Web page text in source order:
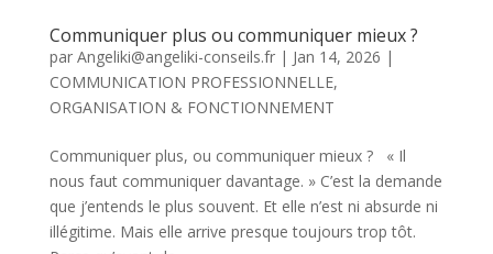
Communiquer plus ou communiquer mieux ?
par Angeliki@angeliki-conseils.fr| Jan 14, 2026 |
COMMUNICATION PROFESSIONNELLE,
ORGANISATION & FONCTIONNEMENT
Communiquer plus, ou communiquer mieux ? « Il
nous faut communiquer davantage. » C’est la demande
que j’entends le plus souvent. Et elle n’est ni absurde ni
illégitime. Mais elle arrive presque toujours trop tôt.